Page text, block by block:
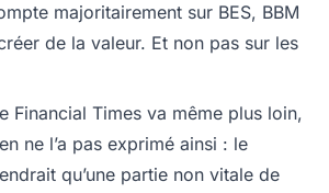
majoritairement sur BES, BBM
de la valeur. Et non pas sur les
Financial Times va même plus loin,
ne l’a pas exprimé ainsi : le
qu’une partie non vitale de